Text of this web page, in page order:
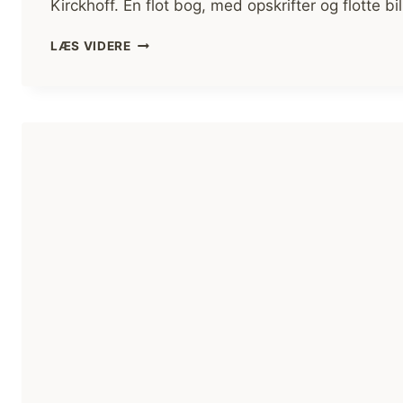
Kirckhoff. En flot bog, med opskrifter og flotte
LÆS VIDEREBOGANMELDELSE: